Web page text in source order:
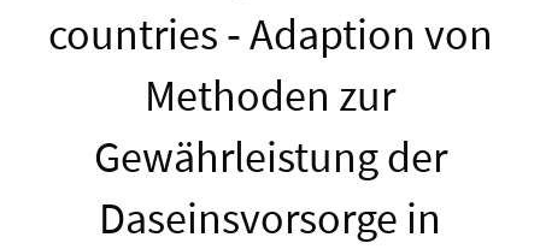
countries ‐ Adaption von
Methoden zur
Gewährleistung der
Daseinsvorsorge in